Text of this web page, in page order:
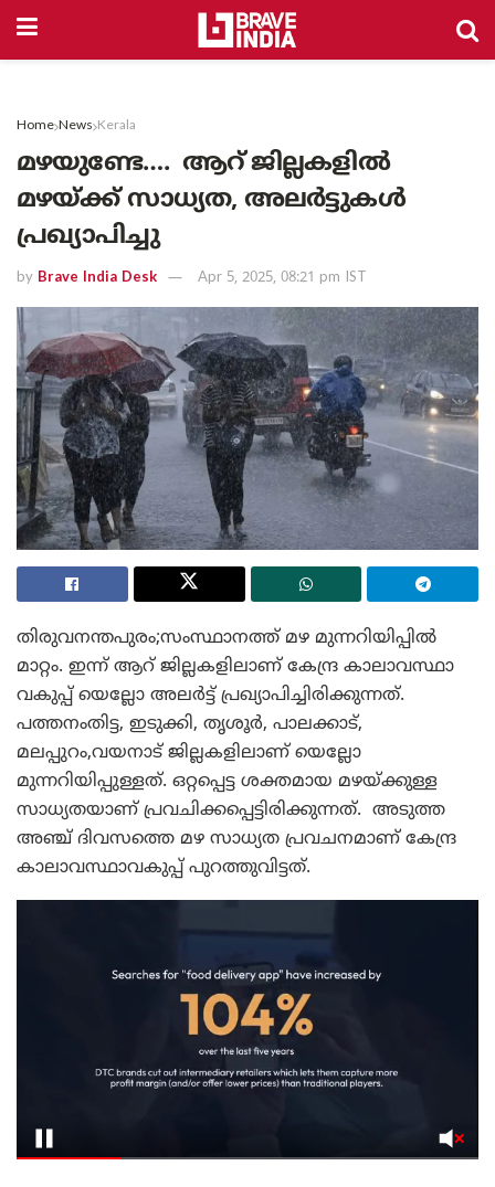
Home News Kerala
മഴയുണ്ടേ…. ആറ് ജില്ലകളില്‍
മഴയ്ക്ക് സാധ്യത, അലർട്ടുകൾ
പ്രഖ്യാപിച്ചു
by Brave India Desk Apr 5, 2025, 08:21 pm IST
തിരുവനന്തപുരം;സംസ്ഥാനത്ത് മഴ മുന്നറിയിപ്പില്‍
മാറ്റം. ഇന്ന് ആറ് ജില്ലകളിലാണ് കേന്ദ്ര കാലാവസ്ഥാ
വകുപ്പ് യെല്ലോ അലര്‍ട്ട് പ്രഖ്യാപിച്ചിരിക്കുന്നത്.
പത്തനംതിട്ട, ഇടുക്കി, തൃശൂര്‍, പാലക്കാട്,
മലപ്പുറം,വയനാട് ജില്ലകളിലാണ് യെല്ലോ
മുന്നറിയിപ്പുള്ളത്. ഒറ്റപ്പെട്ട ശക്തമായ മഴയ്ക്കുള്ള
സാധ്യതയാണ് പ്രവചിക്കപ്പെട്ടിരിക്കുന്നത്. അടുത്ത
അഞ്ച് ദിവസത്തെ മഴ സാധ്യത പ്രവചനമാണ് കേന്ദ്ര
കാലാവസ്ഥാവകുപ്പ് പുറത്തുവിട്ടത്.